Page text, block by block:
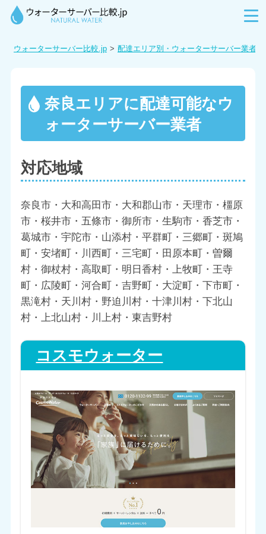
ウォーターサーバー比較.jp 配達エリア別・ウォーターサーバー業者
奈良エリアに配達可能なウ
ォーターサーバー業者
対応地域
奈良市・大和高田市・大和郡山市・天理市・橿原
市・桜井市・五條市・御所市・生駒市・香芝市・
葛城市・宇陀市・山添村・平群町・三郷町・斑鳩
町・安堵町・川西町・三宅町・田原本町・曽爾
村・御杖村・高取町・明日香村・上牧町・王寺
町・広陵町・河合町・吉野町・大淀町・下市町・
黒滝村・天川村・野迫川村・十津川村・下北山
村・上北山村・川上村・東吉野村
コスモウォーター